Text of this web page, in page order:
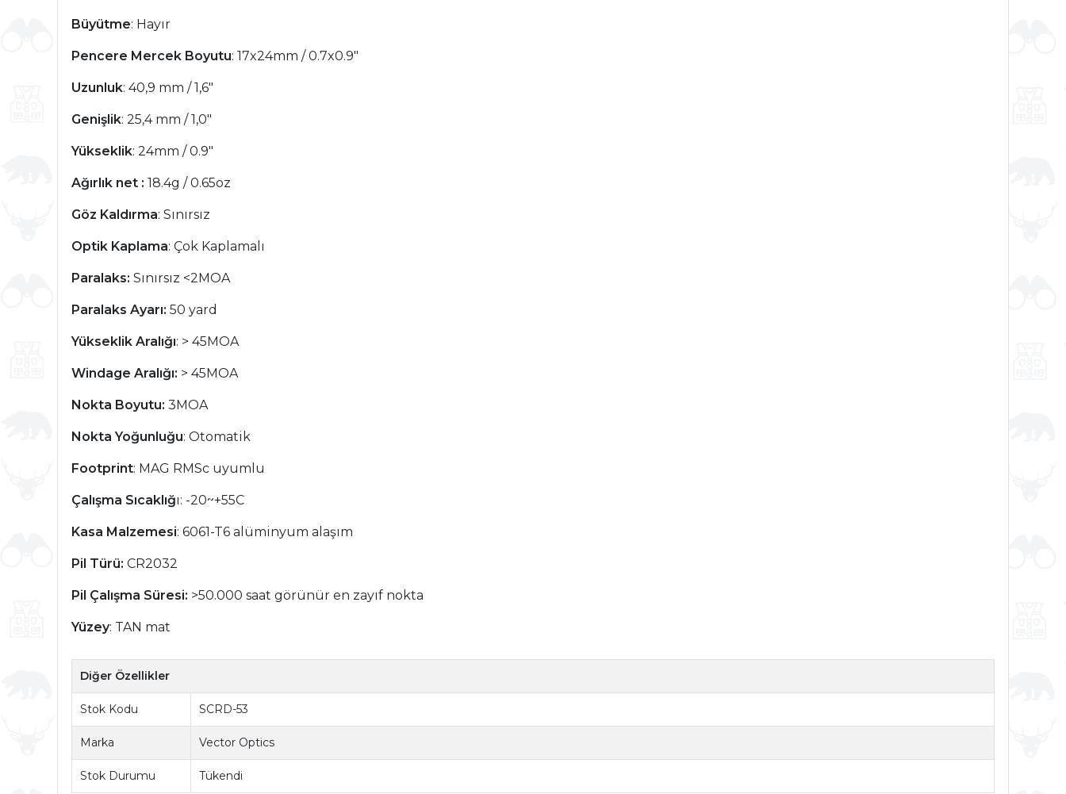
Büyütme: Hayır
Pencere Mercek Boyutu: 17x24mm / 0.7x0.9"
Uzunluk: 40,9 mm / 1,6"
Genişlik: 25,4 mm / 1,0"
Yükseklik: 24mm / 0.9"
Ağırlık net : 18.4g / 0.65oz
Göz Kaldırma: Sınırsız
Optik Kaplama: Çok Kaplamalı
Paralaks: Sınırsız <2MOA
Paralaks Ayarı: 50 yard
Yükseklik Aralığı: > 45MOA
Windage Aralığı: > 45MOA
Nokta Boyutu: 3MOA
Nokta Yoğunluğu: Otomatik
Footprint: MAG RMSc uyumlu
Çalışma Sıcaklığı: -20~+55C
Kasa Malzemesi: 6061-T6 alüminyum alaşım
Pil Türü: CR2032
Pil Çalışma Süresi: >50.000 saat görünür en zayıf nokta
Yüzey: TAN mat
Diğer Özellikler
Stok Kodu SCRD-53
Marka Vector Optics
Stok Durumu Tükendi